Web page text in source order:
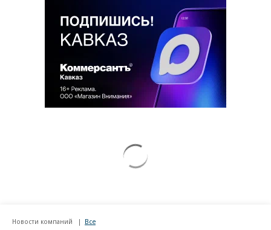
Новости компаний Все